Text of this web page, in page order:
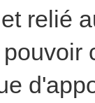
relié